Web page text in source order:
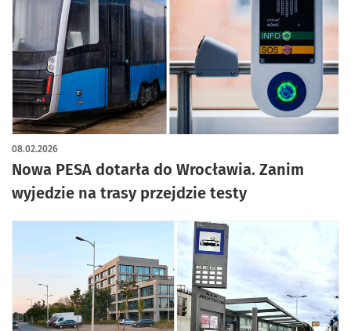
Nowa PESA dotarła do Wrocławia. Zanim
wyjedzie na trasy przejdzie testy
08.02.2026
artykuł z galerią zdjęć